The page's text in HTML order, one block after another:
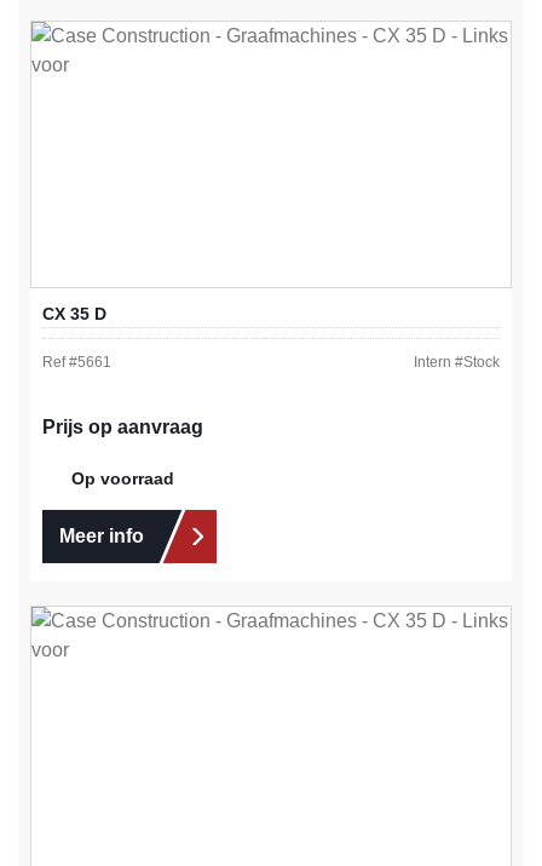
CX 35 D
Ref #5661 Intern #Stock
Prijs op aanvraag
Op voorraad
Meer info